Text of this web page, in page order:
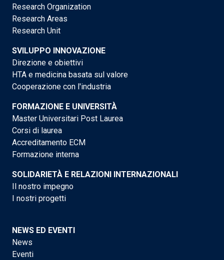
Research Organization
Research Areas
Research Unit
SVILUPPO INNOVAZIONE
Direzione e obiettivi
HTA e medicina basata sul valore
Cooperazione con l'industria
FORMAZIONE E UNIVERSITÀ
Master Universitari Post Laurea
Corsi di laurea
Accreditamento ECM
Formazione interna
SOLIDARIETÀ E RELAZIONI INTERNAZIONALI
Il nostro impegno
I nostri progetti
NEWS ED EVENTI
News
Eventi